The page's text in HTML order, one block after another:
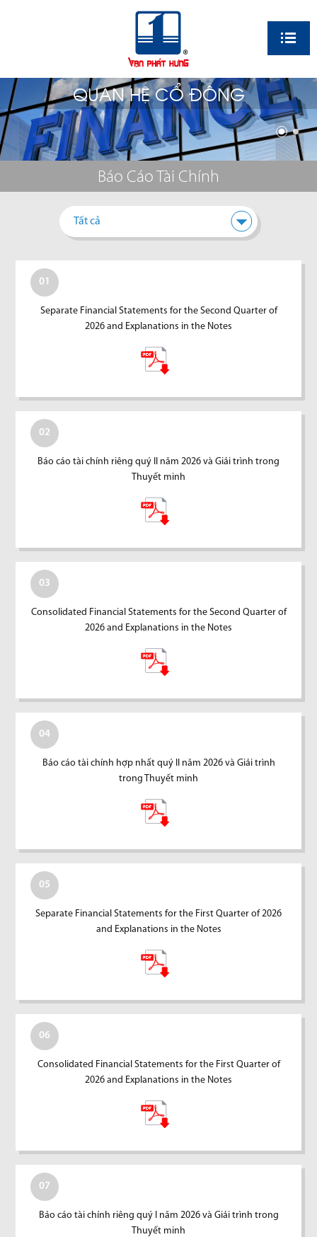
QUAN HỆ CỔ ĐÔNG
Báo Cáo Tài Chính
Tất cả
01
Separate Financial Statements for the Second Quarter of
2026 and Explanations in the Notes
02
Báo cáo tài chính riêng quý II năm 2026 và Giải trình trong
Thuyết minh
03
Consolidated Financial Statements for the Second Quarter of
2026 and Explanations in the Notes
04
Báo cáo tài chính hợp nhất quý II năm 2026 và Giải trình
trong Thuyết minh
05
Separate Financial Statements for the First Quarter of 2026
and Explanations in the Notes
06
Consolidated Financial Statements for the First Quarter of
2026 and Explanations in the Notes
07
Báo cáo tài chính riêng quý I năm 2026 và Giải trình trong
Thuyết minh